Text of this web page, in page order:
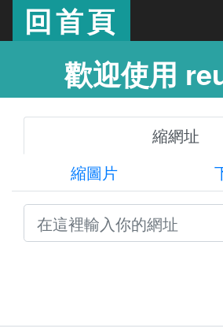
回首頁
歡迎使用
縮網址
縮圖片